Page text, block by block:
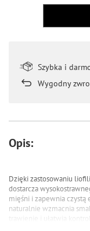
Szybka i
Wygodny
Opis:
Dzięki zastosowaniu
dostarcza
mięśni i zapewnia
naturalnie wzmacnia
trawienie i ułatwia